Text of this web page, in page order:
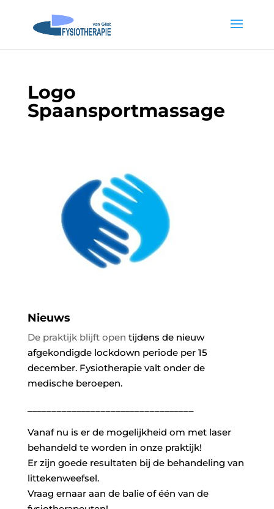
Logo
Spaansportmassage
Nieuws
De praktijk blijft open tijdens de nieuw
afgekondigde lockdown periode per 15
december. Fysiotherapie valt onder de
medische beroepen.
Vanaf nu is er de mogelijkheid om met laser
behandeld te worden in onze praktijk!
Er zijn goede resultaten bij de behandeling van
littekenweefsel.
Vraag ernaar aan de balie of één van de